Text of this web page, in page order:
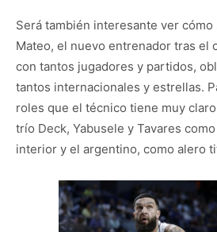
Será también interesante ver
Mateo, el nuevo entrenador tras el
con tantos jugadores y partidos,
tantos internacionales y estrellas.
roles que el técnico tiene muy
trío Deck, Yabusele y Tavares
interior y el argentino, como alero